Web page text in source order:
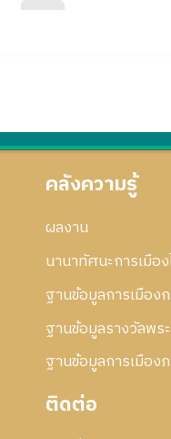
คลังความรู้
ผลงาน
นานาทัศนะการเมือ
ฐานข้อมูลการเมือง
ฐานข้อมูลรางวัลพร
ฐานข้อมูลการเมือง
ติดต่อ